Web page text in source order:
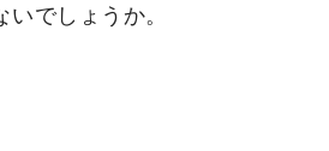
でしょうか。